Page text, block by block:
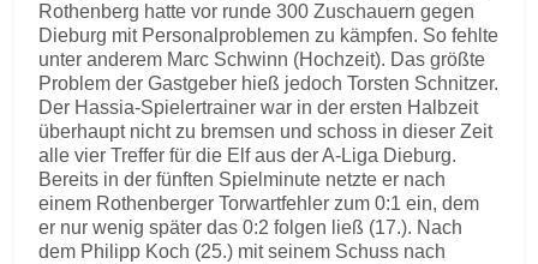
Rothenberg hatte vor runde 300 Zuschauern gegen
Dieburg mit Personalproblemen zu kämpfen. So fehlte
unter anderem Marc Schwinn (Hochzeit). Das größte
Problem der Gastgeber hieß jedoch Torsten Schnitzer.
Der Hassia-Spielertrainer war in der ersten Halbzeit
überhaupt nicht zu bremsen und schoss in dieser Zeit
alle vier Treffer für die Elf aus der A-Liga Dieburg.
Bereits in der fünften Spielminute netzte er nach
einem Rothenberger Torwartfehler zum 0:1 ein, dem
er nur wenig später das 0:2 folgen ließ (17.). Nach
dem Philipp Koch (25.) mit seinem Schuss nach